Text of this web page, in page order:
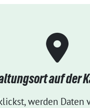
auf der
werden Daten